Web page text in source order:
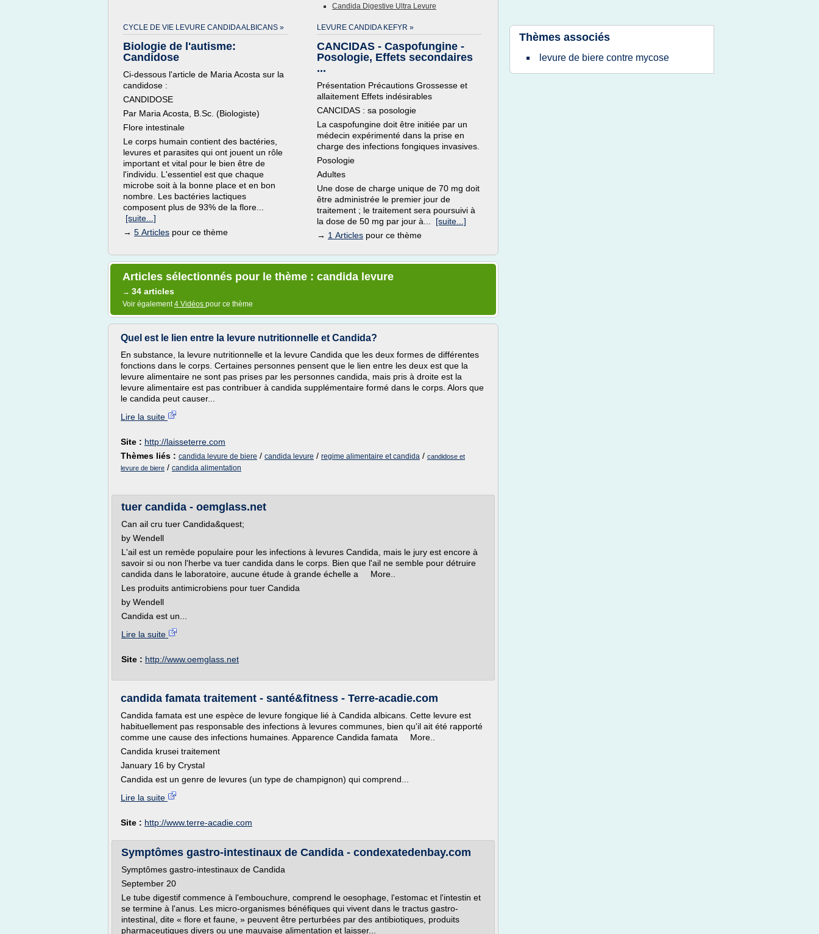
Candida Digestive Ultra Levure
CYCLE DE VIE LEVURE CANDIDA ALBICANS »
Biologie de l'autisme:
Candidose
Ci-dessous l'article de Maria Acosta sur la
candidose :
CANDIDOSE
Par Maria Acosta, B.Sc. (Biologiste)
Flore intestinale
Le corps humain contient des bactéries,
levures et parasites qui ont jouent un rôle
important et vital pour le bien être de
l'individu. L'essentiel est que chaque
microbe soit à la bonne place et en bon
nombre. Les bactéries lactiques
composent plus de 93% de la flore...
[suite...]
→ 5 Articles pour ce thème
LEVURE CANDIDA KEFYR »
CANCIDAS - Caspofungine -
Posologie, Effets secondaires
...
Présentation Précautions Grossesse et
allaitement Effets indésirables
CANCIDAS : sa posologie
La caspofungine doit être initiée par un
médecin expérimenté dans la prise en
charge des infections fongiques invasives.
Posologie
Adultes
Une dose de charge unique de 70 mg doit
être administrée le premier jour de
traitement ; le traitement sera poursuivi à
la dose de 50 mg par jour à... [suite...]
→ 1 Articles pour ce thème
Articles sélectionnés pour le thème : candida levure
→ 34 articles
Voir également4 Vidéos pour ce thème
Quel est le lien entre la levure nutritionnelle et Candida?
En substance, la levure nutritionnelle et la levure Candida que les deux formes de différentes
fonctions dans le corps. Certaines personnes pensent que le lien entre les deux est que la
levure alimentaire ne sont pas prises par les personnes candida, mais pris à droite est la
levure alimentaire est pas contribuer à candida supplémentaire formé dans le corps. Alors que
le candida peut causer...
Lire la suite
Site : http://laisseterre.com
Thèmes liés : candida levure de biere / candida levure / regime alimentaire et candida / candidose et
levure de biere / candida alimentation
tuer candida - oemglass.net
Can ail cru tuer Candida&quest;
by Wendell
L'ail est un remède populaire pour les infections à levures Candida, mais le jury est encore à
savoir si ou non l'herbe va tuer candida dans le corps. Bien que l'ail ne semble pour détruire
candida dans le laboratoire, aucune étude à grande échelle a More..
Les produits antimicrobiens pour tuer Candida
by Wendell
Candida est un...
Lire la suite
Site : http://www.oemglass.net
candida famata traitement - santé&fitness - Terre-acadie.com
Candida famata est une espèce de levure fongique lié à Candida albicans. Cette levure est
habituellement pas responsable des infections à levures communes, bien qu'il ait été rapporté
comme une cause des infections humaines. Apparence Candida famata More..
Candida krusei traitement
January 16 by Crystal
Candida est un genre de levures (un type de champignon) qui comprend...
Lire la suite
Site : http://www.terre-acadie.com
Symptômes gastro-intestinaux de Candida - condexatedenbay.com
Symptômes gastro-intestinaux de Candida
September 20
Le tube digestif commence à l'embouchure, comprend le oesophage, l'estomac et l'intestin et
se termine à l'anus. Les micro-organismes bénéfiques qui vivent dans le tractus gastro-
intestinal, dite « flore et faune, » peuvent être perturbées par des antibiotiques, produits
pharmaceutiques divers ou une mauvaise alimentation et laisser...
Thèmes associés
levure de biere contre mycose